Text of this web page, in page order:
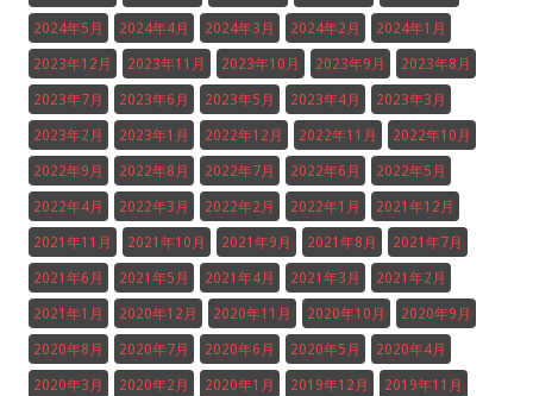
2024年5月 2024年4月 2024年3月 2024年2月 2024年1月
2023年12月 2023年11月 2023年10月 2023年9月 2023年8月
2023年7月 2023年6月 2023年5月 2023年4月 2023年3月
2023年2月 2023年1月 2022年12月 2022年11月 2022年10月
2022年9月 2022年8月 2022年7月 2022年6月 2022年5月
2022年4月 2022年3月 2022年2月 2022年1月 2021年12月
2021年11月 2021年10月 2021年9月 2021年8月 2021年7月
2021年6月 2021年5月 2021年4月 2021年3月 2021年2月
2021年1月 2020年12月 2020年11月 2020年10月 2020年9月
2020年8月 2020年7月 2020年6月 2020年5月 2020年4月
2020年3月 2020年2月 2020年1月 2019年12月 2019年11月